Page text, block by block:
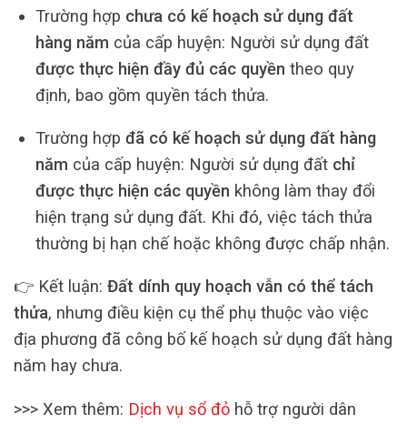
Trường hợp chưa có kế hoạch sử dụng đất
hàng năm của cấp huyện: Người sử dụng đất
được thực hiện đầy đủ các quyền theo quy
định, bao gồm quyền tách thửa.
Trường hợp đã có kế hoạch sử dụng đất hàng
năm của cấp huyện: Người sử dụng đất chỉ
được thực hiện các quyền không làm thay đổi
hiện trạng sử dụng đất. Khi đó, việc tách thửa
thường bị hạn chế hoặc không được chấp nhận.
👉 Kết luận: Đất dính quy hoạch vẫn có thể tách
thửa, nhưng điều kiện cụ thể phụ thuộc vào việc
địa phương đã công bố kế hoạch sử dụng đất hàng
năm hay chưa.
>>> Xem thêm: Dịch vụ sổ đỏ hỗ trợ người dân